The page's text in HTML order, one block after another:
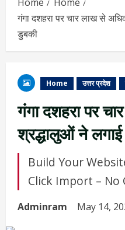
गंगा दशहरा पर चार लाख से
डुबकी
Home उत्तर प्रदेश
गंगा दशहरा पर
श्रद्धालुओं ने
Build Your
Click Import – No
Adminram May 14,